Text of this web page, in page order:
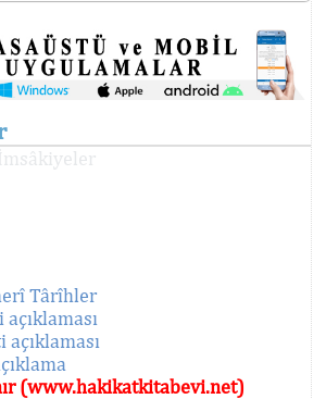
Târîhler
(www.hakikatkitabevi.net)